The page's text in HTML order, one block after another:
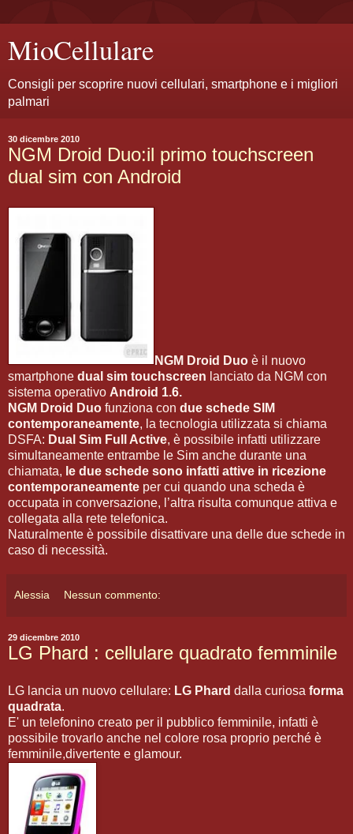
MioCellulare
Consigli per scoprire nuovi cellulari, smartphone e i migliori
palmari
30 dicembre 2010
NGM Droid Duo:il primo touchscreen
dual sim con Android
NGM Droid Duo è il nuovo
smartphone dual sim touchscreen lanciato da NGM con
sistema operativo Android 1.6.
NGM Droid Duo funziona con due schede SIM
contemporaneamente, la tecnologia utilizzata si chiama
DSFA: Dual Sim Full Active, è possibile infatti utilizzare
simultaneamente entrambe le Sim anche durante una
chiamata, le due schede sono infatti attive in ricezione
contemporaneamente per cui quando una scheda è
occupata in conversazione, l’altra risulta comunque attiva e
collegata alla rete telefonica.
Naturalmente è possibile disattivare una delle due schede in
caso di necessità.
Alessia Nessun commento:
29 dicembre 2010
LG Phard : cellulare quadrato femminile
LG lancia un nuovo cellulare: LG Phard dalla curiosa forma
quadrata.
E' un telefonino creato per il pubblico femminile, infatti è
possibile trovarlo anche nel colore rosa proprio perché è
femminile,divertente e glamour.